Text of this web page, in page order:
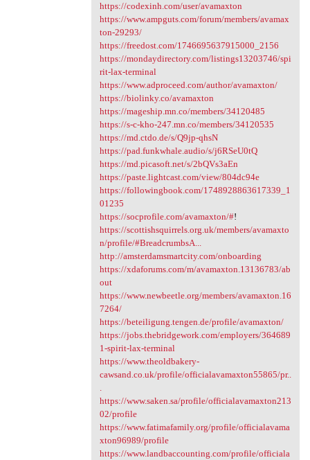
https://codexinh.com/user/avamaxton
https://www.ampguts.com/forum/members/avamax
ton-29293/
https://freedost.com/1746695637915000_2156
https://mondaydirectory.com/listings13203746/spi
rit-lax-terminal
https://www.adproceed.com/author/avamaxton/
https://biolinky.co/avamaxton
https://mageship.mn.co/members/34120485
https://s-c-kho-247.mn.co/members/34120535
https://md.ctdo.de/s/Q9jp-qhsN
https://pad.funkwhale.audio/s/j6RSeU0tQ
https://md.picasoft.net/s/2bQVs3aEn
https://paste.lightcast.com/view/804dc94e
https://followingbook.com/1748928863617339_1
01235
https://socprofile.com/avamaxton/#!
https://scottishsquirrels.org.uk/members/avamaxto
n/profile/#BreadcrumbsA...
http://amsterdamsmartcity.com/onboarding
https://xdaforums.com/m/avamaxton.13136783/ab
out
https://www.newbeetle.org/members/avamaxton.16
7264/
https://beteiligung.tengen.de/profile/avamaxton/
https://jobs.thebridgework.com/employers/364689
1-spirit-lax-terminal
https://www.theoldbakery-
cawsand.co.uk/profile/officialavamaxton55865/pr..
.
https://www.saken.sa/profile/officialavamaxton213
02/profile
https://www.fatimafamily.org/profile/officialavama
xton96989/profile
https://www.landbaccounting.com/profile/officiala